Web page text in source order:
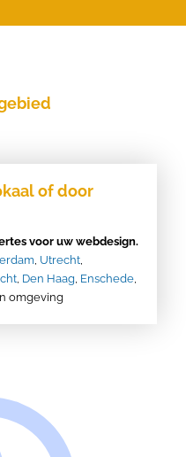
of door
voor uw webdesign.
, Utrecht,
, Den Haag, Enschede,
omgeving